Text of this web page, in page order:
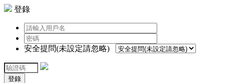
登錄
安全提問(未設定請忽略)
登錄